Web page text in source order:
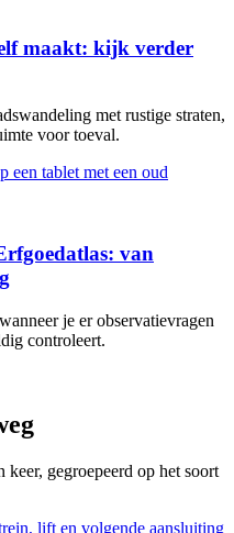
maakt: kijk verder
met rustige straten,
voor toeval.
van
je er observatievragen
controleert.
keer, gegroepeerd op het soort